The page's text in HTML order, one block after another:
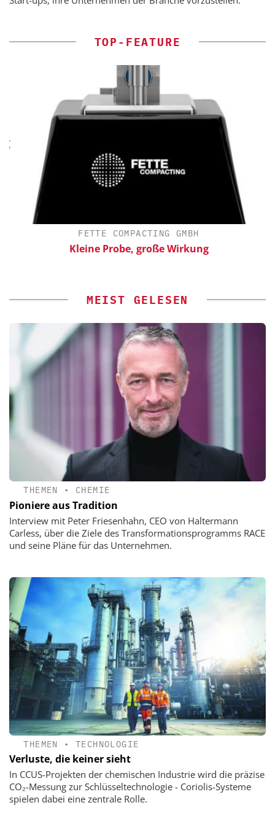
TOP-FEATURE
FETTE COMPACTING GMBH
Kleine Probe, große Wirkung
MEIST GELESEN
THEMEN • CHEMIE
Pioniere aus Tradition
Interview mit Peter Friesenhahn, CEO von Haltermann
Carless, über die Ziele des Transformationsprogramms RACE
und seine Pläne für das Unternehmen.
THEMEN •TECHNOLOGIE
Verluste, die keiner sieht
In CCUS-Projekten der chemischen Industrie wird die präzise
CO₂-Messung zur Schlüsseltechnologie - Coriolis-Systeme
spielen dabei eine zentrale Rolle.